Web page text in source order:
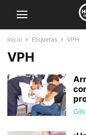
Inicio Etiquetas VPH
VPH